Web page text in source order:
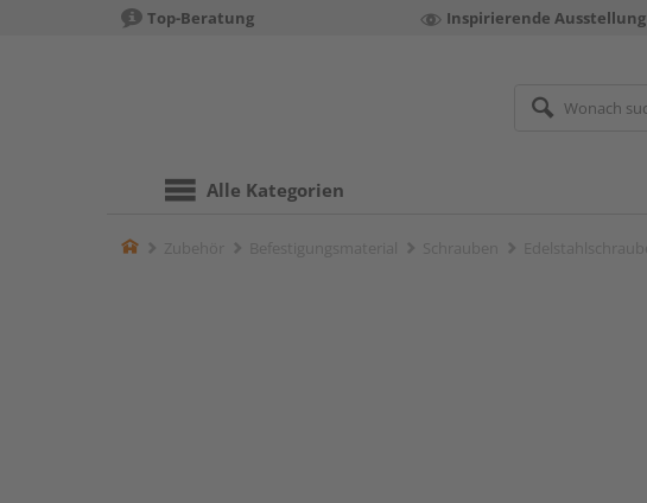
Top-Beratung Inspirierende Ausstellung
Alle Kategorien
Home